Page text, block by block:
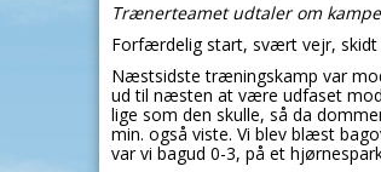
Trænerteamet udtaler om
Forfærdelig start, svært vejr, skidt
Næstsidste træningskamp var
ud til næsten at være udfaset
lige som den skulle, så da
min. også viste. Vi blev blæst
var vi bagud 0-3, på et